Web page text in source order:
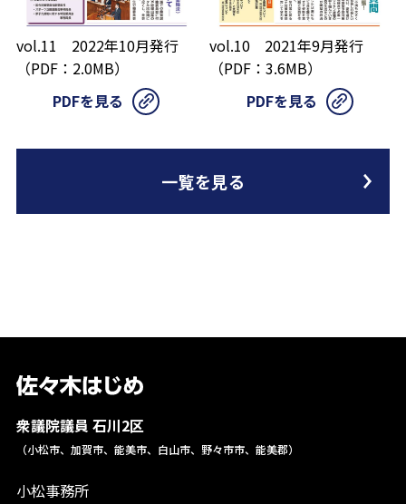
vol.11 2022年10月発行
（PDF：2.0MB）
PDFを見る
vol.10 2021年9月発行
（PDF：3.6MB）
PDFを見る
一覧を見る
衆議院議員 石川2区
（小松市、加賀市、能美市、白山市、野々市市、能美郡）
小松事務所